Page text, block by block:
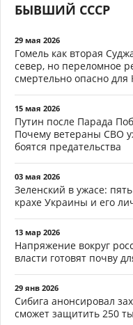
БЫВШИЙ СССР
29 мая 2026
Гомель как вторая
север, но переломное
смертельно опасно для
15 мая 2026
Путин после Парада
Почему ветераны СВО
боятся предательства
03 мая 2026
Зеленский в ужасе:
крахе Украины и его
13 мар 2026
Напряжение вокруг
власти готовят почву
29 янв 2026
Сибига анонсировал
сможет защитить 250